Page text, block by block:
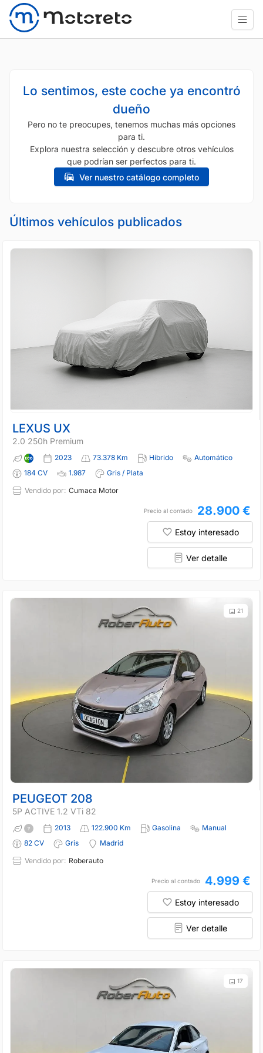
Lo sentimos, este coche ya encontró
dueño
Pero no te preocupes, tenemos muchas más opciones
para ti.
Explora nuestra selección y descubre otros vehículos
que podrían ser perfectos para ti.
Ver nuestro catálogo completo
Últimos vehículos publicados
LEXUS UX
2.0 250h Premium
2023 73.378 Km Híbrido
Automático
184 CV
1.987
Gris / Plata
Vendido por: Cumaca Motor
Precio al contado 28.900 €
Estoy interesado
Ver detalle
21
PEUGEOT 208
5P ACTIVE 1.2 VTi 82
2013 122.900 Km Gasolina
Manual
82 CV
Gris
Madrid
Vendido por: Roberauto
Precio al contado 4.999 €
Estoy interesado
Ver detalle
17